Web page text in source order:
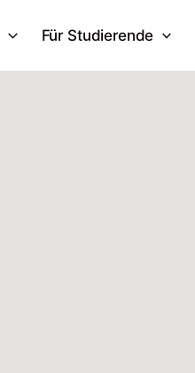
Für Studierende